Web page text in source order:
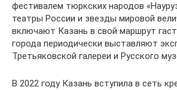
фестивалем тюркских народов
театры России и звезды мировой
включают Казань в свой маршрут
города периодически выставляют
Третьяковской галереи и Русского
В 2022 году Казань вступила в сеть